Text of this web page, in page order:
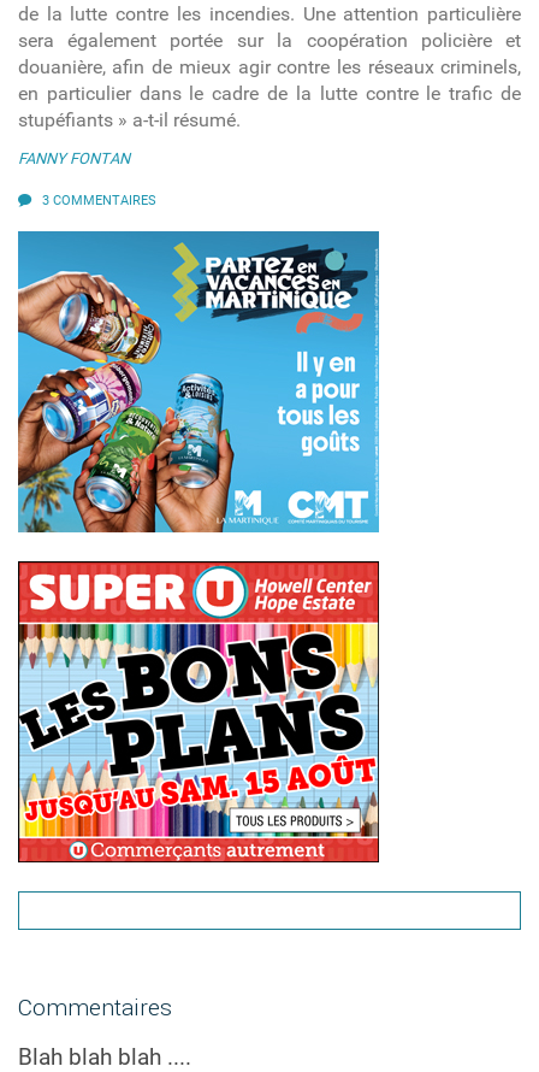
de la lutte contre les incendies. Une attention particulière
sera également portée sur la coopération policière et
douanière, afin de mieux agir contre les réseaux criminels,
en particulier dans le cadre de la lutte contre le trafic de
stupéfiants » a-t-il résumé.
FANNY FONTAN
3 COMMENTAIRES
Commentaires
Blah blah blah ....